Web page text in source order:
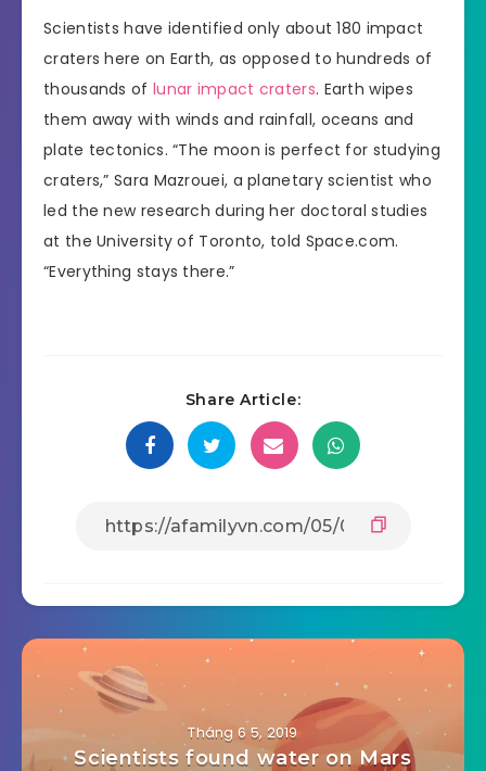
Scientists have identified only about 180 impact
craters here on Earth, as opposed to hundreds of
thousands of lunar impact craters. Earth wipes
them away with winds and rainfall, oceans and
plate tectonics. “The moon is perfect for studying
craters,” Sara Mazrouei, a planetary scientist who
led the new research during her doctoral studies
at the University of Toronto, told Space.com.
“Everything stays there.”
Share Article:
Tháng 6 5, 2019
Scientists found water on Mars